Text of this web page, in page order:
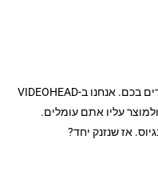
יש בבעלותכם חברת הזנק, אתם מאמינים ברעיון שלכם, אך פיתוחו מותנה (בין היתר) באמונה של אחרים בכם. אנחנו ב-VIDEOHEAD
עליו אתם עומלים.
אז שנזנק יחד?